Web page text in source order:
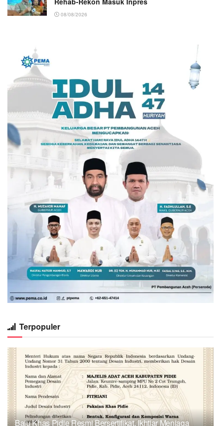
08/08/2026
Terpopuler
Baju Khas Pidie Resmi Bersertifikat, Ikhtiar Menjaga